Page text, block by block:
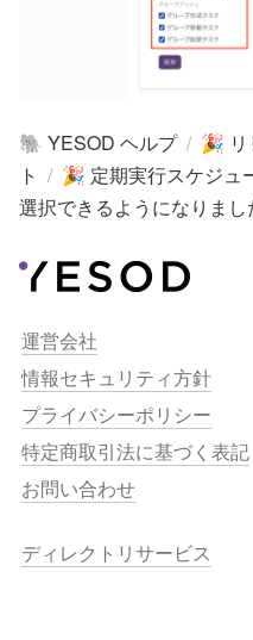
🐘 YESOD ヘルプ / 🎉
ト / 🎉 定期実行スケジュ
選択できるようになりまし
運営会社
情報セキュリティ方針
プライバシーポリシー
特定商取引法に基づく表記
お問い合わせ
ディレクトリサービス